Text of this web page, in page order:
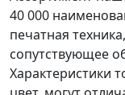
40 000
печатная
сопутствующее
Характеристики